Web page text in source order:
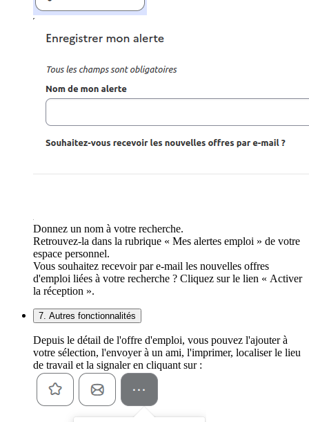
Donnez un nom à votre recherche.
Retrouvez-la dans la rubrique « Mes alertes emploi » de votre
espace personnel.
Vous souhaitez recevoir par e-mail les nouvelles offres
d'emploi liées à votre recherche ? Cliquez sur le lien « Activer
la réception ».
7. Autres fonctionnalités
Depuis le détail de l'offre d'emploi, vous pouvez l'ajouter à
votre sélection, l'envoyer à un ami, l'imprimer, localiser le lieu
de travail et la signaler en cliquant sur :